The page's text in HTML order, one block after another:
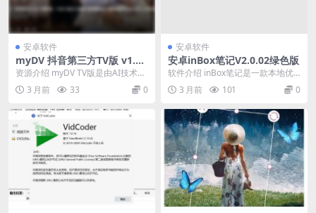
安卓软件
myDV 抖音第三方TV版 v1.2.
10
资源介绍 myDV TV版是由AI技术开
发的抖音第三方客户端，专门为电
视遥控器操...
3 月前 33 0
安卓软件
安卓inBox笔记V2.0.02绿色版
软件介绍 inBox笔记是一款本地优
先、注重记录闪念的笔记软件，它
使用类似聊天的...
3 月前 101 0